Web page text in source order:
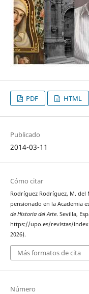
PDF HTML
Publicado
2014-03-11
Cómo citar
Rodríguez Rodríguez, M. del
pensionado en la Academia
de Historia del Arte. Sevilla,
https://upo.es/revistas/
2026).
Más formatos de cita
Número